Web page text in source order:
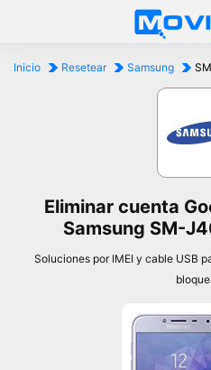
Inicio Resetear Samsung
Eliminar cuenta
Samsung SM-
Soluciones por IMEI y cable USB